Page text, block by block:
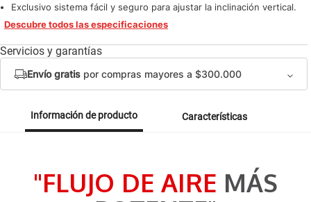
Exclusivo sistema fácil y seguro para ajustar la inclinación vertical.
Descubre todos las especificaciones
Servicios y garantías
Envío gratis por compras mayores a $300.000
Información de producto Características